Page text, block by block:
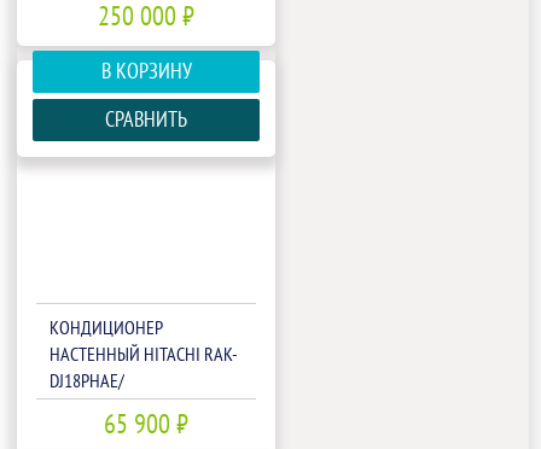
250 000 ₽
В КОРЗИНУ
СРАВНИТЬ
КОНДИЦИОНЕР
НАСТЕННЫЙ HITACHI RAK-
DJ18PHAE/
65 900 ₽